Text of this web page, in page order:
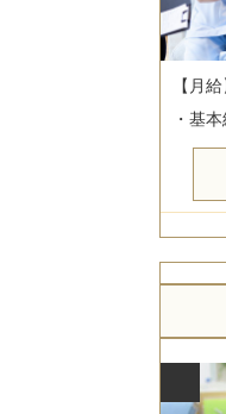
【月
・基